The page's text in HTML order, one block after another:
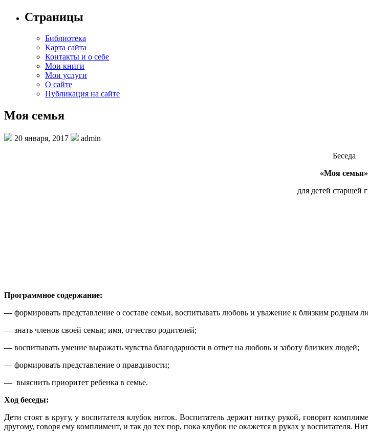
Страницы
Библиотека
Карта сайта
Контакты и о себе
Мои книги
Мои услуги
О сайте
Публикация на сайте
Моя семья
20 января, 2017
admin
Беседа
«Моя семья»
для детей старшей
Программное содержание:
—формировать представление о составе семьи, воспитывать любовь и уважение к близким родным
— знать членов своей семьи; имя, отчество родителей;
— воспитывать умение выражать чувства благодарности в ответ на любовь и заботу близких людей;
— формировать представление о правдивости;
— выяснить приоритет ребенка в семье.
Ход беседы:
Дети стоят в кругу, у воспитателя клубок ниток. Воспитатель держит нитку рукой, говорит
другому, говоря ему комплимент, и так до тех пор, пока клубок не окажется в руках у воспитателя.